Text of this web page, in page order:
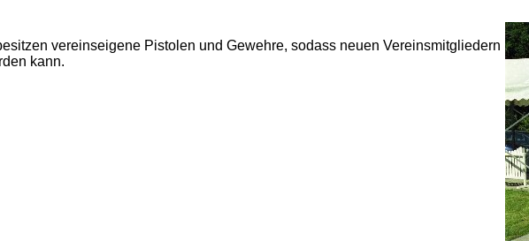
vereinseigene Pistolen und Gewehre, sodass neuen Vereinsmitgliedern
kann.